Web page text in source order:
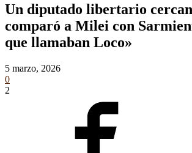
Un diputado libertario
comparó a Milei con
que llamaban Loco»
5 marzo, 2026
0
2